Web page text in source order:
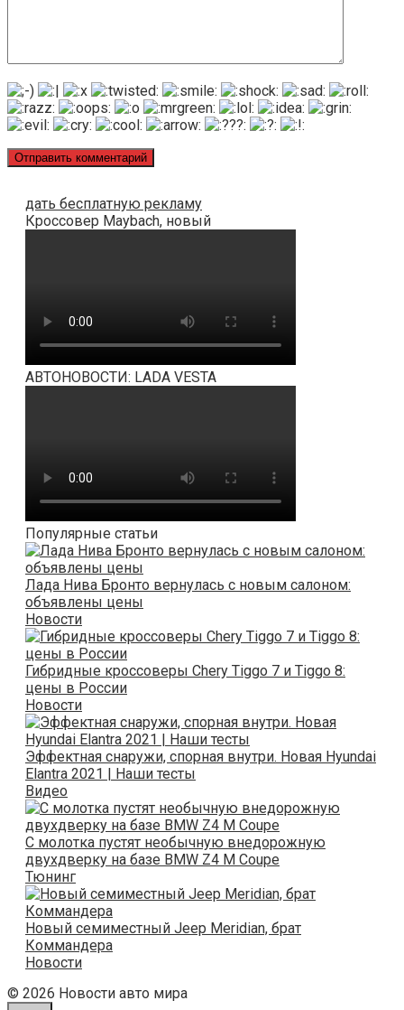
дать бесплатную рекламу
Кроссовер Maybach, новый
АВТОНОВОСТИ: LADA VESTA
Популярные статьи
Лада Нива Бронто вернулась с новым салоном:
объявлены цены
Новости
Гибридные кроссоверы Chery Tiggo 7 и Tiggo 8:
цены в России
Новости
Эффектная снаружи, спорная внутри. Новая Hyundai
Elantra 2021 | Наши тесты
Видео
С молотка пустят необычную внедорожную
двухдверку на базе BMW Z4 M Coupe
Тюнинг
Новый семиместный Jeep Meridian, брат
Коммандера
Новости
© 2026 Новости авто мира